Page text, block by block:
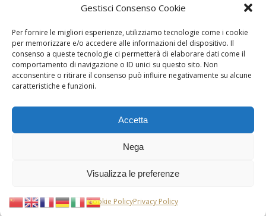
Gestisci Consenso Cookie
Per fornire le migliori esperienze, utilizziamo tecnologie come i cookie
per memorizzare e/o accedere alle informazioni del dispositivo. Il
consenso a queste tecnologie ci permetterà di elaborare dati come il
comportamento di navigazione o ID unici su questo sito. Non
acconsentire o ritirare il consenso può influire negativamente su alcune
caratteristiche e funzioni.
Accetta
Nega
Visualizza le preferenze
Cookie PolicyPrivacy Policy
Privacy
Produzione WebResolvis Marketing & Comunicazione
Copyright © Hotels & Resorts Srl - Partita IVA IT01212800773.
Affittacamere - CIN: IT077014B401676001. Tutti i diritti sono
Per comunicare con questa modalità, è necessario essere utenti di
alternativa, puoi visitare la pagina